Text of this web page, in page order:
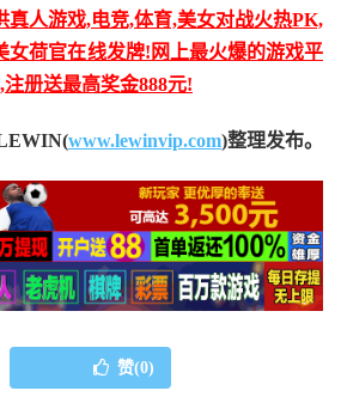
人游戏,电竞,体育,美女对战火热PK,
女荷官在线发牌!网上最火爆的游戏平
册送最高奖金888元!
www.lewinvip.com)整理发布。
赞(0)